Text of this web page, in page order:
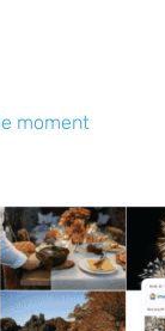
moment